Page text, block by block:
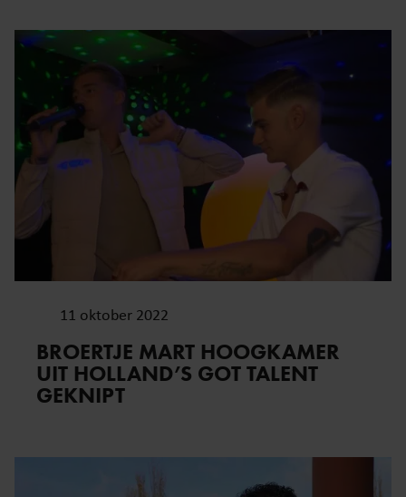
11 oktober 2022
BROERTJE MART HOOGKAMER
UIT HOLLAND’S GOT TALENT
GEKNIPT